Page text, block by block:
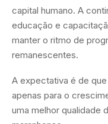
capital humano. A
educação e
manter o ritmo de
remanescentes.
A expectativa é de
apenas para o
uma melhor qualidade